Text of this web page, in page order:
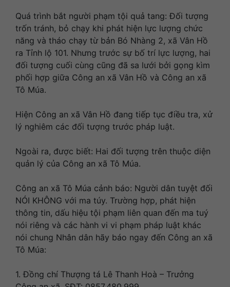
Quá trình bắt người phạm tội quả tang: Đối tượng
trốn tránh, bỏ chạy khi phát hiện lực lượng chức
năng và tháo chạy từ bản Bó Nhàng 2, xã Vân Hồ
ra Tỉnh lộ 101. Nhưng trước sự bố trí lực lượng, hai
đối tượng cuối cùng cũng đã sa lưới bởi gọng kìm
phối hợp giữa Công an xã Vân Hồ và Công an xã
Tô Múa.
Hiện Công an xã Vân Hồ đang tiếp tục điều tra, xử
lý nghiêm các đối tượng trước pháp luật.
Ngoài ra, được biết: Hai đối tượng trên thuộc diện
quản lý của Công an xã Tô Múa.
Công an xã Tô Múa cảnh báo: Người dân tuyệt đối
NÓI KHÔNG với ma túy. Trường hợp, phát hiện
thông tin, dấu hiệu tội phạm liên quan đến ma tuý
nói riêng và các hành vi vi phạm pháp luật khác
nói chung Nhân dân hãy báo ngay đến Công an xã
Tô Múa:
1. Đồng chí Thượng tá Lê Thanh Hoà – Trưởng